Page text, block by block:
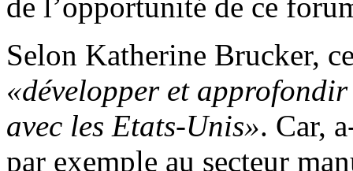
Selon Katherine Brucker,
«développer et
avec les Etats-Unis». Car,
par exemple au secteur